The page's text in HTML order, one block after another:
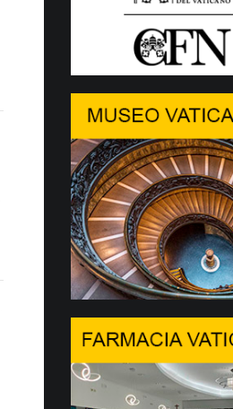
LA
EN
En un
13 JULIO, 2026
Tres
Desde hoy
Gobernación
10 JULIO, 2026
En
EL USO